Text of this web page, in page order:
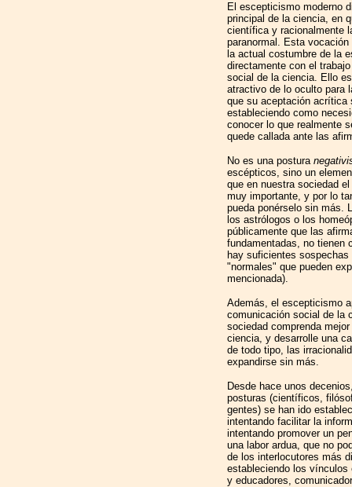
El escepticismo moderno
principal de la ciencia, en
científica y racionalmente
paranormal. Esta
la actual costumbre de la
directamente con el
social de la ciencia. Ello
atractivo de lo oculto para
que su aceptación acrítica
estableciendo como
conocer lo que realmente
quede callada ante las
No es una postura
escépticos, sino un
que en nuestra sociedad
muy importante, y por lo
pueda ponérselo sin más.
los astrólogos o los
públicamente que las
fundamentadas, no tienen
hay suficientes
"normales" que pueden
mencionada).
Además, el escepticismo
comunicación social de la
sociedad comprenda
ciencia, y desarrolle una
de todo tipo, las
expandirse sin más.
Desde hace unos
posturas (científicos,
gentes) se han ido
intentando facilitar la
intentando promover un
una labor ardua, que no
de los interlocutores más
estableciendo los
y educadores,